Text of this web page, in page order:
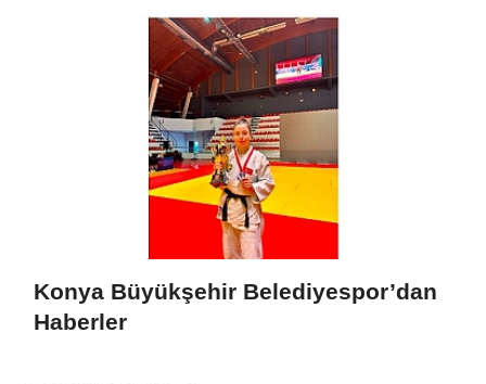
Konya Büyükşehir Belediyespor’dan
Haberler